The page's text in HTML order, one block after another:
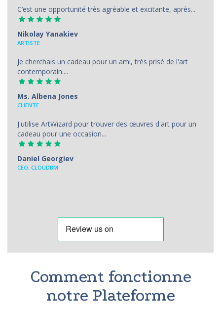
C’est une opportunité très agréable et excitante, après...
Nikolay Yanakiev
ARTISTE
Je cherchais un cadeau pour un ami, très prisé de l'art
contemporain....
Ms. Albena Jones
CLIENTE
J'utilise ArtWizard pour trouver des œuvres d'art pour un
cadeau pour une occasion...
Daniel Georgiev
CEO, CLOUDBM
Comment fonctionne
notre Plateforme